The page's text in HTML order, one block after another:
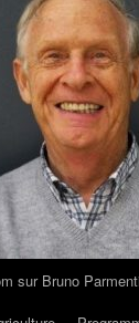
sur Bruno